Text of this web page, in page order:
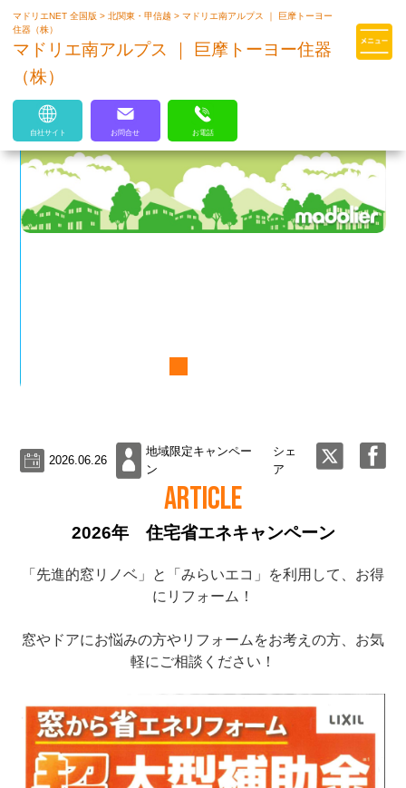
マドリエはLIXILの厳しい基準を
マドリエNET 全国版>北関東・甲信越>マドリエ南アルプス ｜ 巨摩トーヨー
住器（株）
マドリエ南アルプス ｜ 巨摩トーヨー住器
（株）
自社サイト お問合せ お電話
2026.06.26
地域限定キャンペー
ン
シェ
ア
ARTICLE
2026年 住宅省エネキャンペーン